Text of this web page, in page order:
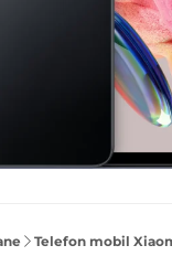
Telefon mobil Xiaomi Redmi Note